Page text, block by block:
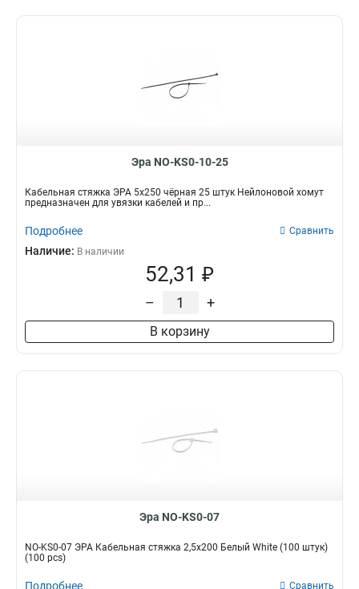
Эра NO-KS0-10-25
Кабельная стяжка ЭРА 5x250 чёрная 25 штук Нейлоновой хомут
предназначен для увязки кабелей и пр...
Подробнее Сравнить
Наличие: В наличии
52,31 ₽
– +
В корзину
Эра NO-KS0-07
NO-KS0-07 ЭРА Кабельная стяжка 2,5х200 Белый White (100 штук)
(100 pcs)
Подробнее Сравнить